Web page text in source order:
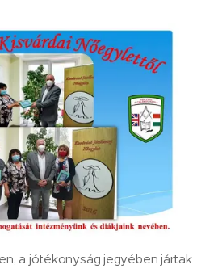
a jótékonyság jegyében jártak